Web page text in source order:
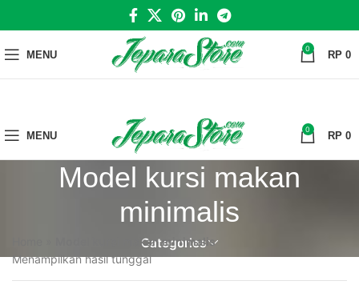
MENU 0 RP 0
MENU 0 RP 0
Model kursi makan
minimalis
Categories
Model kursi makan minimalis
Menampilkan hasil tunggal